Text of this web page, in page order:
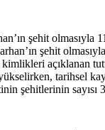
şehit olmasıyla
şehit
kimlikleri açıklanan
tarihsel
şehitlerinin sayısı